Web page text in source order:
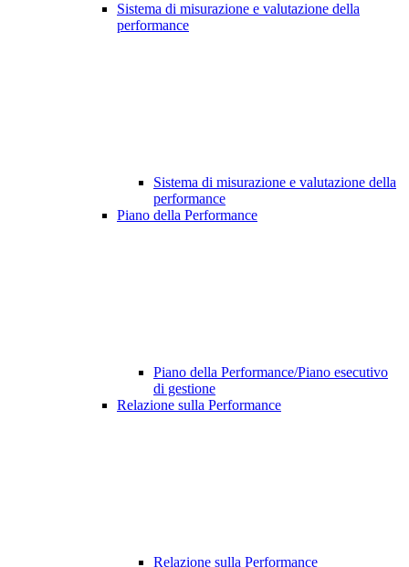
Sistema di misurazione e valutazione della
performance
Sistema di misurazione e valutazione della
performance
Piano della Performance
Piano della Performance/Piano esecutivo
di gestione
Relazione sulla Performance
Relazione sulla Performance